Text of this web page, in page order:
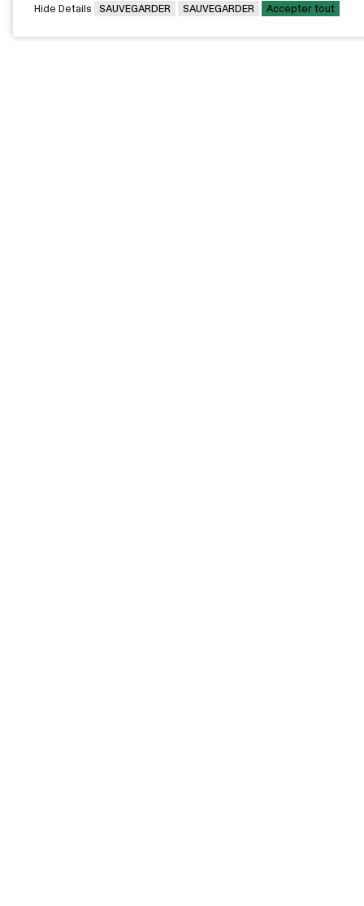
Hide Details SAUVEGARDER SAUVEGARDER Accepter tout